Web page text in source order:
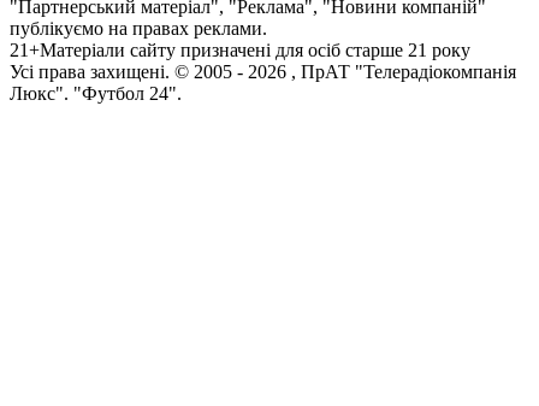
"Партнерський матеріал", "Реклама", "Новини компаній"
публікуємо на правах реклами.
21+Матеріали сайту призначені для осіб старше 21 року
Усi права захищенi. © 2005 - 2026 , ПрАТ "Телерадіокомпанія
Люкс". "Футбол 24".